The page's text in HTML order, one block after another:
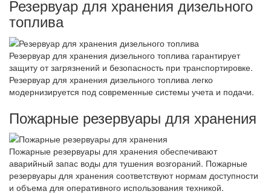
Резервуар для хранения дизельного
топлива
Резервуар для хранения дизельного топлива гарантирует
защиту от загрязнений и безопасность при транспортировке.
Резервуар для хранения дизельного топлива легко
модернизируется под современные системы учета и подачи.
Пожарные резервуары для хранения
Пожарные резервуары для хранения обеспечивают
аварийный запас воды для тушения возгораний. Пожарные
резервуары для хранения соответствуют нормам доступности
и объема для оперативного использования техникой.